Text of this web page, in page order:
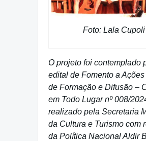
Foto: Lala Cupoli
O projeto foi contemplado
edital de Fomento a
de Formação e Difusão –
em Todo Lugar nº 008/
realizado pela Secretaria
da Cultura e Turismo com
da Política Nacional Aldir